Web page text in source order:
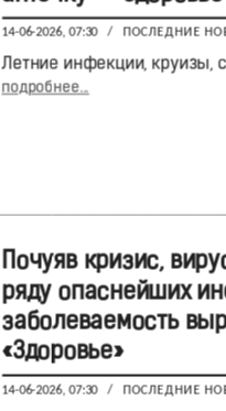
14-06-2026, 07:30 / ПОСЛЕДНИЕ
Летние инфекции, круизы,
подробнее...
Почуяв кризис,
ряду опаснейших
заболеваемость
«Здоровье»
14-06-2026, 07:30 / ПОСЛЕДНИЕ